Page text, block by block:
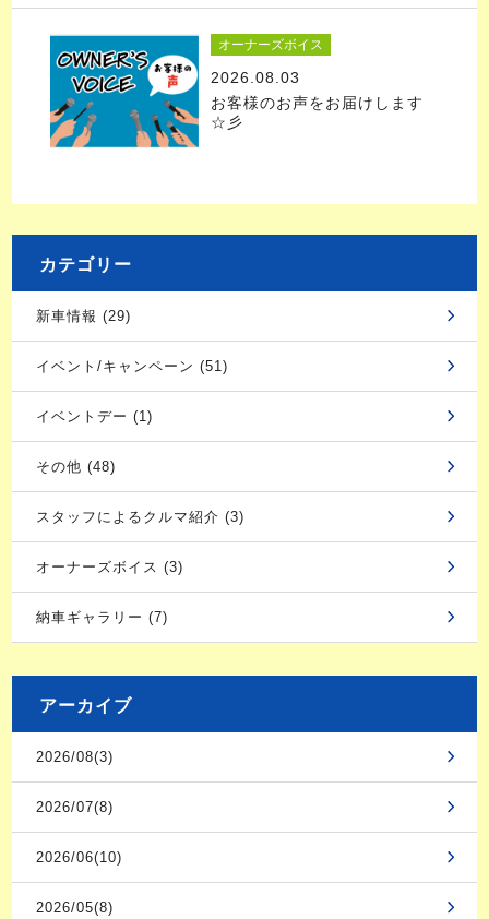
オーナーズボイス
2026.08.03
お客様のお声をお届けします
☆彡
カテゴリー
新車情報 (29)
イベント/キャンペーン (51)
イベントデー (1)
その他 (48)
スタッフによるクルマ紹介 (3)
オーナーズボイス (3)
納車ギャラリー (7)
アーカイブ
2026/08(3)
2026/07(8)
2026/06(10)
2026/05(8)